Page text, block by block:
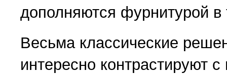
дополняются фурнитурой в
Весьма классические
интересно контрастируют